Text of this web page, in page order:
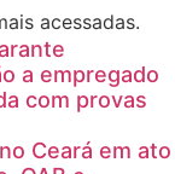
acessadas.
a empregado
com provas
Ceará em ato